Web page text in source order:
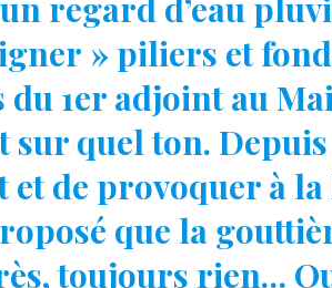
regard d’eau
» piliers et
1er adjoint au
sur quel ton.
de provoquer à
que la
toujours rien…